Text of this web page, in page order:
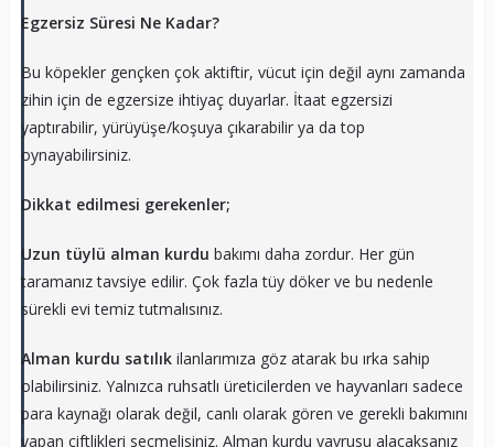
Egzersiz Süresi Ne Kadar?
Bu köpekler gençken çok aktiftir, vücut için değil aynı zamanda
zihin için de egzersize ihtiyaç duyarlar. İtaat egzersizi
yaptırabilir, yürüyüşe/koşuya çıkarabilir ya da top
oynayabilirsiniz.
Dikkat edilmesi gerekenler;
Uzun tüylü alman kurdu bakımı daha zordur. Her gün
taramanız tavsiye edilir. Çok fazla tüy döker ve bu nedenle
sürekli evi temiz tutmalısınız.
Alman kurdu satılık ilanlarımıza göz atarak bu ırka sahip
olabilirsiniz. Yalnızca ruhsatlı üreticilerden ve hayvanları sadece
para kaynağı olarak değil, canlı olarak gören ve gerekli bakımını
yapan çiftlikleri seçmelisiniz. Alman kurdu yavrusu alacaksanız